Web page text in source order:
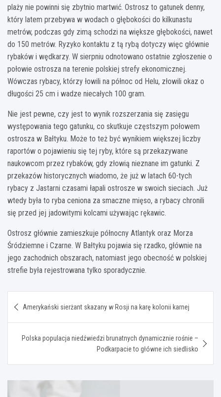
plaży nie powinni się zbytnio martwić. Ostrosz to gatunek denny,
który latem przebywa w wodach o głębokości do kilkunastu
metrów, podczas gdy zimą schodzi na większe głębokości, nawet
do 150 metrów. Ryzyko kontaktu z tą rybą dotyczy więc głównie
rybaków i wędkarzy. W sierpniu odnotowano ostatnie zgłoszenie o
połowie ostrosza na terenie polskiej strefy ekonomicznej.
Wówczas rybacy, którzy łowili na północ od Helu, złowili okaz o
długości 25 cm i wadze niecałych 100 gram.
Nie jest pewne, czy jest to wynik rozszerzania się zasięgu
występowania tego gatunku, co skutkuje częstszym połowem
ostrosza w Bałtyku. Może to też być wynikiem większej liczby
raportów o pojawieniu się tej ryby, które są przekazywane
naukowcom przez rybaków, gdy złowią nieznane im gatunki. Z
przekazów historycznych wiadomo, że już w latach 60-tych
rybacy z Jastarni czasami łapali ostrosze w swoich sieciach. Już
wtedy była to ryba ceniona za smaczne mięso, a rybacy chronili
się przed jej jadowitymi kolcami używając rękawic.
Ostrosz głównie zamieszkuje północny Atlantyk oraz Morza
Śródziemne i Czarne. W Bałtyku pojawia się rzadko, głównie na
jego zachodnich obszarach, natomiast jego obecność w polskiej
strefie była rejestrowana tylko sporadycznie.
wpisu
Amerykański sierżant skazany w Rosji na karę kolonii karnej
Polska populacja niedźwiedzi brunatnych dynamicznie rośnie –
Podkarpacie to główne ich siedlisko